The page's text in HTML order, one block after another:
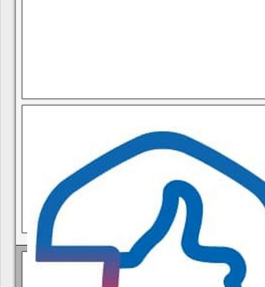
В квитанциях ошибки, в подъезде мусор, сотрудники
Политика КГУП "Камчатский водоканал" в отношении